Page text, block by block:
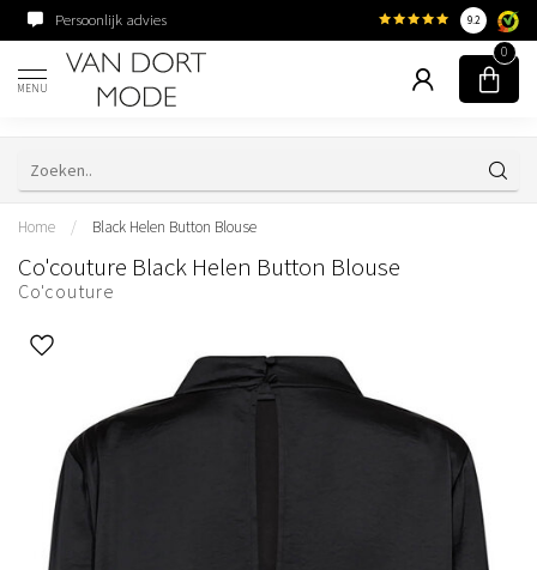
Persoonlijk advies Familiebedrijf sinds
9.2
MENU
0
Home / Black Helen Button Blouse
Co'couture Black Helen Button Blouse
Co'couture